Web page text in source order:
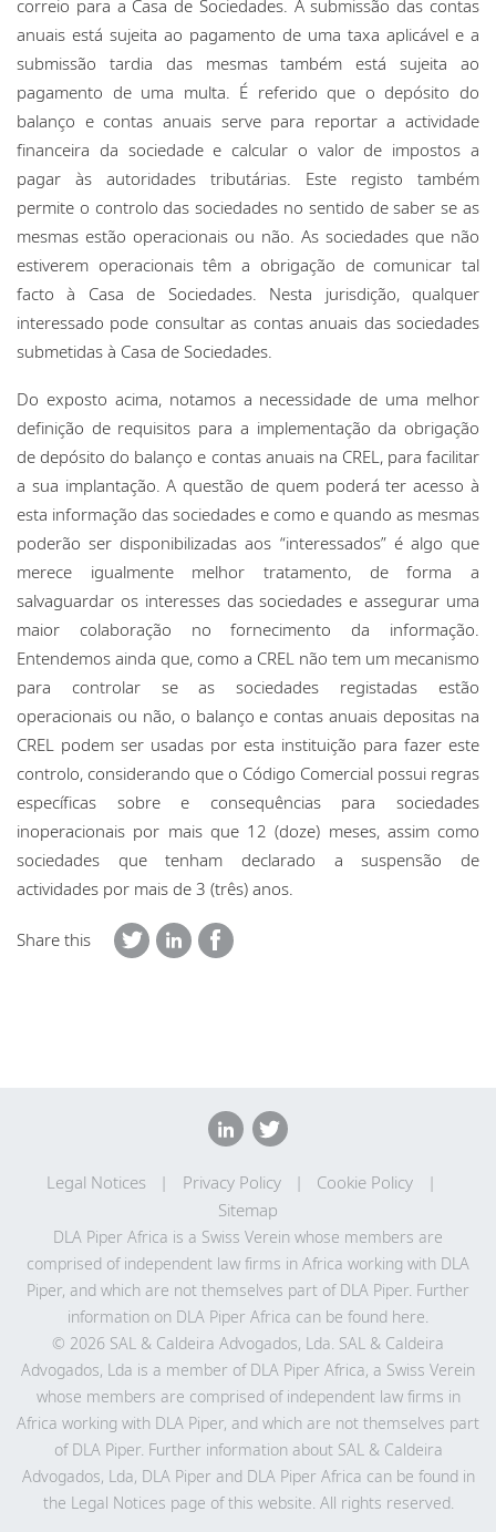
correio para a Casa de Sociedades. A submissão das contas
anuais está sujeita ao pagamento de uma taxa aplicável e a
submissão tardia das mesmas também está sujeita ao
pagamento de uma multa. É referido que o depósito do
balanço e contas anuais serve para reportar a actividade
financeira da sociedade e calcular o valor de impostos a
pagar às autoridades tributárias. Este registo também
permite o controlo das sociedades no sentido de saber se as
mesmas estão operacionais ou não. As sociedades que não
estiverem operacionais têm a obrigação de comunicar tal
facto à Casa de Sociedades. Nesta jurisdição, qualquer
interessado pode consultar as contas anuais das sociedades
submetidas à Casa de Sociedades.
Do exposto acima, notamos a necessidade de uma melhor
definição de requisitos para a implementação da obrigação
de depósito do balanço e contas anuais na CREL, para facilitar
a sua implantação. A questão de quem poderá ter acesso à
esta informação das sociedades e como e quando as mesmas
poderão ser disponibilizadas aos “interessados” é algo que
merece igualmente melhor tratamento, de forma a
salvaguardar os interesses das sociedades e assegurar uma
maior colaboração no fornecimento da informação.
Entendemos ainda que, como a CREL não tem um mecanismo
para controlar se as sociedades registadas estão
operacionais ou não, o balanço e contas anuais depositas na
CREL podem ser usadas por esta instituição para fazer este
controlo, considerando que o Código Comercial possui regras
específicas sobre e consequências para sociedades
inoperacionais por mais que 12 (doze) meses, assim como
sociedades que tenham declarado a suspensão de
actividades por mais de 3 (três) anos.
Share this
Legal Notices Privacy Policy
Cookie Policy
Sitemap
DLA Piper Africa is a Swiss Verein whose members are
comprised of independent law firms in Africa working with DLA
Piper, and which are not themselves part of DLA Piper. Further
information on DLA Piper Africa can be found here.
© 2026 SAL & Caldeira Advogados, Lda. SAL & Caldeira
Advogados, Lda is a member of DLA Piper Africa, a Swiss Verein
whose members are comprised of independent law firms in
Africa working with DLA Piper, and which are not themselves part
of DLA Piper. Further information about SAL & Caldeira
Advogados, Lda, DLA Piper and DLA Piper Africa can be found in
the Legal Notices page of this website. All rights reserved.